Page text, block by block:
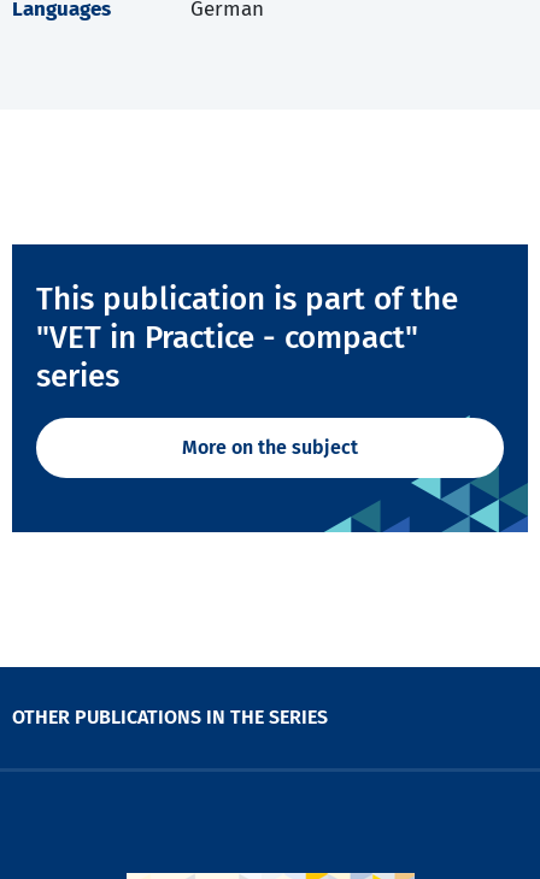
Languages German
This publication is part of the
"VET in Practice - compact"
series
More on the subject
OTHER PUBLICATIONS IN THE SERIES